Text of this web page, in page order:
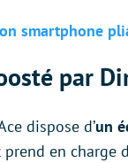
smartphone
par
dispose d’un
en charge